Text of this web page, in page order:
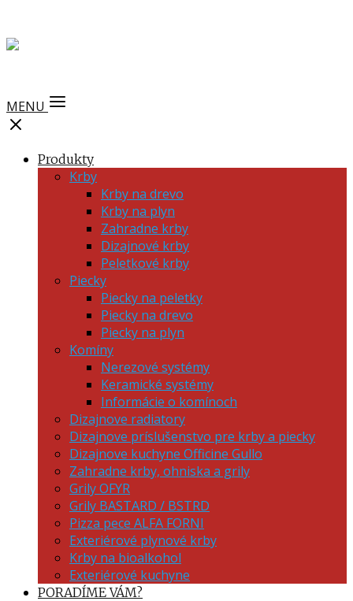
MENU
Produkty
Krby
Krby na drevo
Krby na plyn
Zahradne krby
Dizajnové krby
Peletkové krby
Piecky
Piecky na peletky
Piecky na drevo
Piecky na plyn
Komíny
Nerezové systémy
Keramické systémy
Informácie o komínoch
Dizajnove radiatory
Dizajnove príslušenstvo pre krby a piecky
Dizajnove kuchyne Officine Gullo
Zahradne krby, ohniska a grily
Grily OFYR
Grily BASTARD / BSTRD
Pizza pece ALFA FORNI
Exteriérové plynové krby
Krby na bioalkohol
Exteriérové kuchyne
PORADÍME VÁM?